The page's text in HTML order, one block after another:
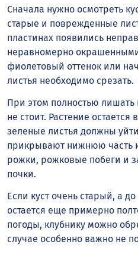
Сначала нужно осмотреть
старые и поврежденные
пластинах появились
неравномерно
фиолетовый оттенок или
листья необходимо срезать.
При этом полностью лишать
не стоит. Растение
зеленые листья должны
прикрывают нижнюю часть
рожки, рожковые побеги и
почки.
Если куст очень старый, а
остается еще примерно
погоды, клубнику можно
случае особенно важно не